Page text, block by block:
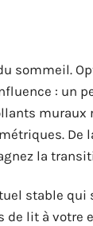
sommeil.
: un
De
la
stable qui
lit à votre